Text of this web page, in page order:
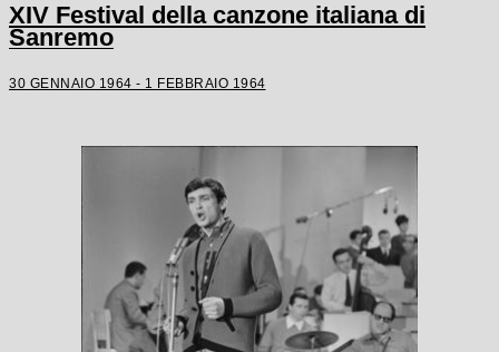
XIV Festival della canzone italiana di
Sanremo
30 GENNAIO 1964 - 1 FEBBRAIO 1964